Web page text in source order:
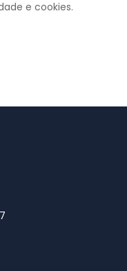
e cookies.